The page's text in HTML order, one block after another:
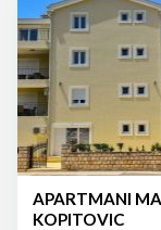
APARTMANI
KOPITOVIC